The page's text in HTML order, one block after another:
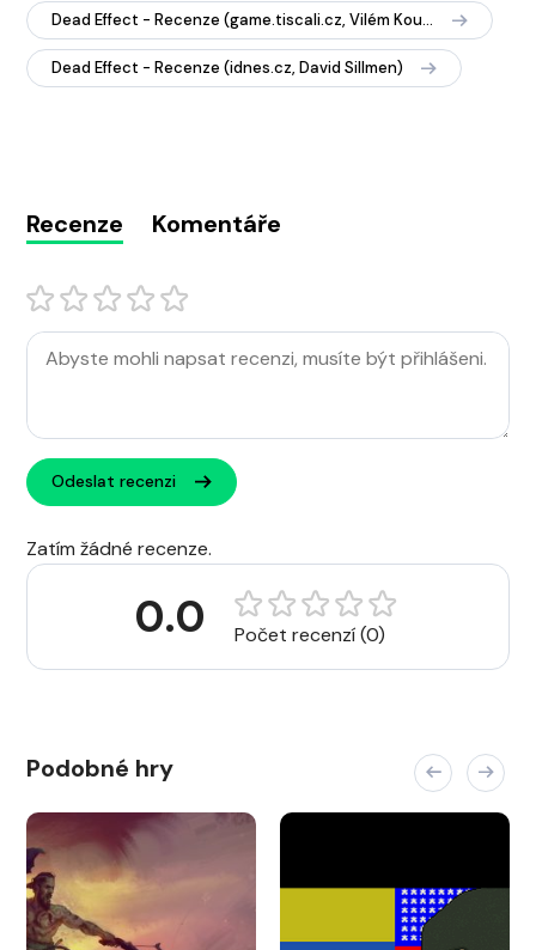
Dead Effect - Recenze (game.tiscali.cz, Vilém Koubek)
Dead Effect - Recenze (idnes.cz, David Sillmen)
Recenze Komentáře
Odeslat recenzi
Zatím žádné recenze.
0.0 Počet recenzí (0)
Podobné hry